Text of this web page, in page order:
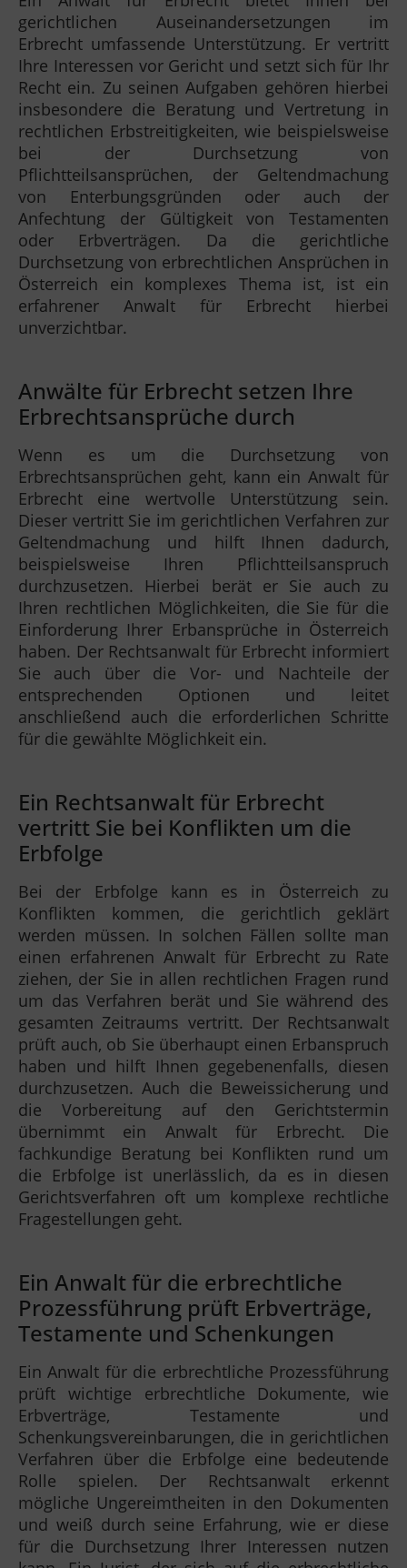
gerichtlichen Auseinandersetzungen im
Erbrecht umfassende Unterstützung. Er vertritt
Ihre Interessen vor Gericht und setzt sich für Ihr
Recht ein. Zu seinen Aufgaben gehören hierbei
insbesondere die Beratung und Vertretung in
rechtlichen Erbstreitigkeiten, wie beispielsweise
bei der Durchsetzung von
Pflichtteilsansprüchen, der Geltendmachung
von Enterbungsgründen oder auch der
Anfechtung der Gültigkeit von Testamenten
oder Erbverträgen. Da die gerichtliche
Durchsetzung von erbrechtlichen Ansprüchen in
Österreich ein komplexes Thema ist, ist ein
erfahrener Anwalt für Erbrecht hierbei
unverzichtbar.
Anwälte für Erbrecht setzen Ihre
Erbrechtsansprüche durch
Wenn es um die Durchsetzung von
Erbrechtsansprüchen geht, kann ein Anwalt für
Erbrecht eine wertvolle Unterstützung sein.
Dieser vertritt Sie im gerichtlichen Verfahren zur
Geltendmachung und hilft Ihnen dadurch,
beispielsweise Ihren Pflichtteilsanspruch
durchzusetzen. Hierbei berät er Sie auch zu
Ihren rechtlichen Möglichkeiten, die Sie für die
Einforderung Ihrer Erbansprüche in Österreich
haben. Der Rechtsanwalt für Erbrecht informiert
Sie auch über die Vor- und Nachteile der
entsprechenden Optionen und leitet
anschließend auch die erforderlichen Schritte
für die gewählte Möglichkeit ein.
Ein Rechtsanwalt für Erbrecht
vertritt Sie bei Konflikten um die
Erbfolge
Bei der Erbfolge kann es in Österreich zu
Konflikten kommen, die gerichtlich geklärt
werden müssen. In solchen Fällen sollte man
einen erfahrenen Anwalt für Erbrecht zu Rate
ziehen, der Sie in allen rechtlichen Fragen rund
um das Verfahren berät und Sie während des
gesamten Zeitraums vertritt. Der Rechtsanwalt
prüft auch, ob Sie überhaupt einen Erbanspruch
haben und hilft Ihnen gegebenenfalls, diesen
durchzusetzen. Auch die Beweissicherung und
die Vorbereitung auf den Gerichtstermin
übernimmt ein Anwalt für Erbrecht. Die
fachkundige Beratung bei Konflikten rund um
die Erbfolge ist unerlässlich, da es in diesen
Gerichtsverfahren oft um komplexe rechtliche
Fragestellungen geht.
Ein Anwalt für die erbrechtliche
Prozessführung prüft Erbverträge,
Testamente und Schenkungen
Ein Anwalt für die erbrechtliche Prozessführung
prüft wichtige erbrechtliche Dokumente, wie
Erbverträge, Testamente und
Schenkungsvereinbarungen, die in gerichtlichen
Verfahren über die Erbfolge eine bedeutende
Rolle spielen. Der Rechtsanwalt erkennt
mögliche Ungereimtheiten in den Dokumenten
und weiß durch seine Erfahrung, wie er diese
für die Durchsetzung Ihrer Interessen nutzen